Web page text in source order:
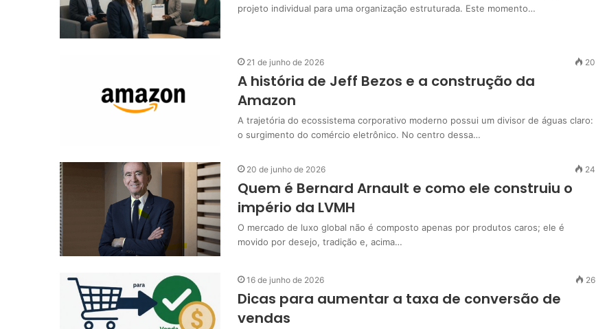
projeto individual para uma organização estruturada. Este momento…
21 de junho de 2026 20
A história de Jeff Bezos e a construção da
Amazon
A trajetória do ecossistema corporativo moderno possui um divisor de águas claro:
o surgimento do comércio eletrônico. No centro dessa…
20 de junho de 2026 24
Quem é Bernard Arnault e como ele construiu o
império da LVMH
O mercado de luxo global não é composto apenas por produtos caros; ele é
movido por desejo, tradição e, acima…
16 de junho de 2026 26
Dicas para aumentar a taxa de conversão de
vendas